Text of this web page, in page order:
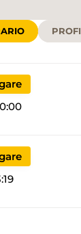
0:00